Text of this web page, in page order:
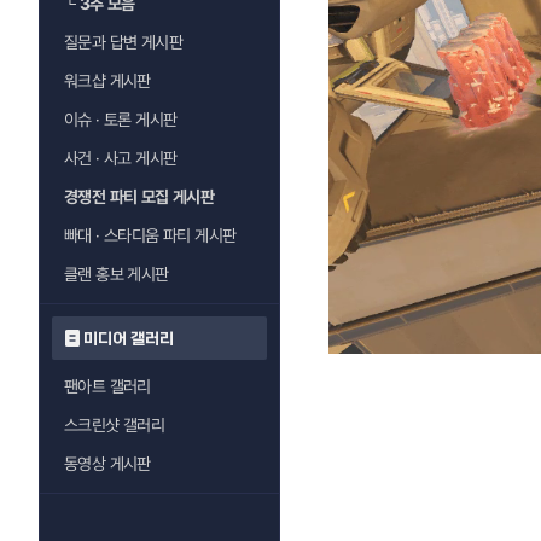
질문과 답변 게시판
워크샵 게시판
이슈 · 토론 게시판
사건 · 사고 게시판
경쟁전 파티 모집 게시판
빠대 · 스타디움 파티 게시판
클랜 홍보 게시판
미디어 갤러리
팬아트 갤러리
스크린샷 갤러리
동영상 게시판